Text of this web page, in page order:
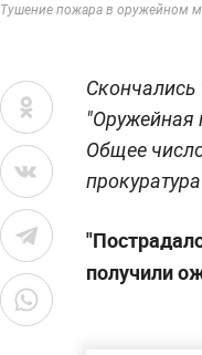
Тушение пожара в оружейном
Скончались
"Оружейная
Общее
получили